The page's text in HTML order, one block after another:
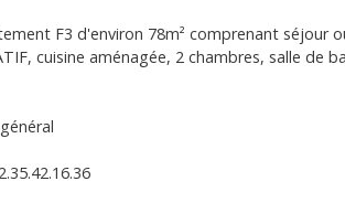
F3 d'environ 78m² comprenant séjour
cuisine aménagée, 2 chambres, salle de